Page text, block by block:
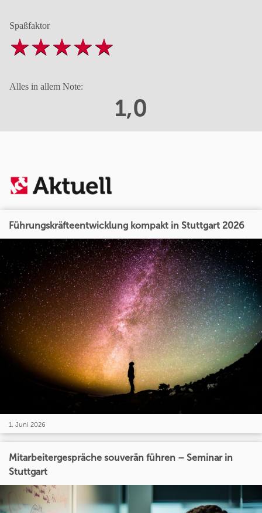
Spaßfaktor
Alles in allem Note:
1,0
Führungskräfteentwicklung kompakt in Stuttgart 2026
1. Juni 2026
Mitarbeitergespräche souverän führen – Seminar in
Stuttgart